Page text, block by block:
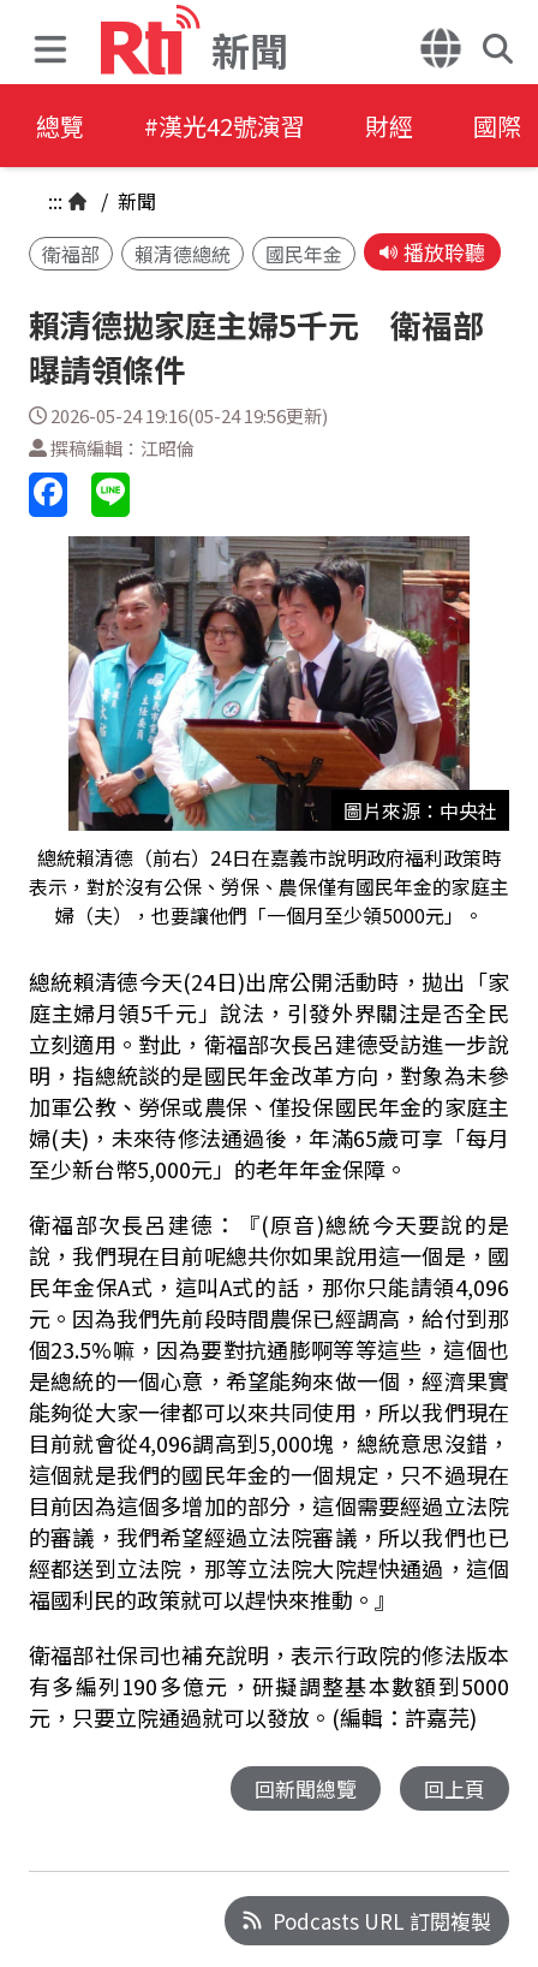
新聞
總覽 #漢光42號演習 財經 國際
::: / 新聞
衛福部
賴清德總統 國民年金 播放聆聽
賴清德拋家庭主婦5千元 衛福部
曝請領條件
2026-05-24 19:16(05-24 19:56更新)
撰稿編輯：江昭倫
圖片來源：中央社
總統賴清德（前右）24日在嘉義市說明政府福利政策時
表示，對於沒有公保、勞保、農保僅有國民年金的家庭主
婦（夫），也要讓他們「一個月至少領5000元」。
總統賴清德今天(24日)出席公開活動時，拋出「家
庭主婦月領5千元」說法，引發外界關注是否全民
立刻適用。對此，衛福部次長呂建德受訪進一步說
明，指總統談的是國民年金改革方向，對象為未參
加軍公教、勞保或農保、僅投保國民年金的家庭主
婦(夫)，未來待修法通過後，年滿65歲可享「每月
至少新台幣5,000元」的老年年金保障。
衛福部次長呂建德：『(原音)總統今天要說的是
說，我們現在目前呢總共你如果說用這一個是，國
民年金保A式，這叫A式的話，那你只能請領4,096
元。因為我們先前段時間農保已經調高，給付到那
個23.5%嘛，因為要對抗通膨啊等等這些，這個也
是總統的一個心意，希望能夠來做一個，經濟果實
能夠從大家一律都可以來共同使用，所以我們現在
目前就會從4,096調高到5,000塊，總統意思沒錯，
這個就是我們的國民年金的一個規定，只不過現在
目前因為這個多增加的部分，這個需要經過立法院
的審議，我們希望經過立法院審議，所以我們也已
經都送到立法院，那等立法院大院趕快通過，這個
福國利民的政策就可以趕快來推動。』
衛福部社保司也補充說明，表示行政院的修法版本
有多編列190多億元，研擬調整基本數額到5000
元，只要立院通過就可以發放。(編輯：許嘉芫)
回新聞總覽 回上頁
Podcasts URL 訂閱複製